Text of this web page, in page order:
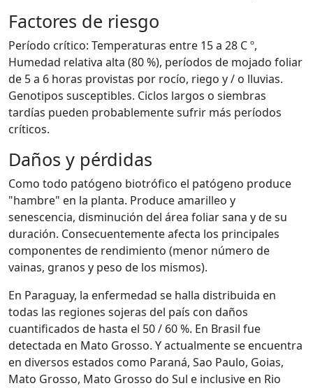
Factores de riesgo
Período crítico: Temperaturas entre 15 a 28 C º,
Humedad relativa alta (80 %), períodos de mojado foliar
de 5 a 6 horas provistas por rocío, riego y / o lluvias.
Genotipos susceptibles. Ciclos largos o siembras
tardías pueden probablemente sufrir más períodos
críticos.
Daños y pérdidas
Como todo patógeno biotrófico el patógeno produce
"hambre" en la planta. Produce amarilleo y
senescencia, disminución del área foliar sana y de su
duración. Consecuentemente afecta los principales
componentes de rendimiento (menor número de
vainas, granos y peso de los mismos).
En Paraguay, la enfermedad se halla distribuida en
todas las regiones sojeras del país con daños
cuantificados de hasta el 50 / 60 %. En Brasil fue
detectada en Mato Grosso. Y actualmente se encuentra
en diversos estados como Paraná, Sao Paulo, Goias,
Mato Grosso, Mato Grosso do Sul e inclusive en Rio